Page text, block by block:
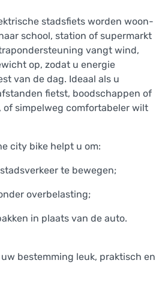
stadsfiets worden woon-
school, station of supermarkt
vangt wind,
op, zodat u energie
van de dag. Ideaal als u
fietst, boodschappen of
of simpelweg comfortabeler wilt
city bike helpt u om:
te bewegen;
overbelasting;
in plaats van de auto.
bestemming leuk, praktisch en